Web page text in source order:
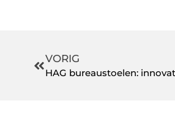
VORIG
HAG bureaustoelen: